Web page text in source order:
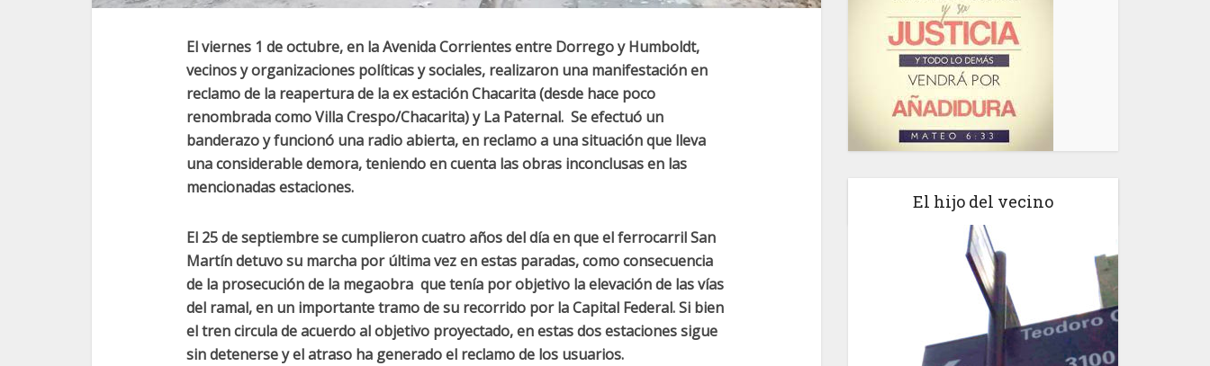
El viernes 1 de octubre, en la Avenida Corrientes entre Dorrego y Humboldt,
vecinos y organizaciones políticas y sociales, realizaron una manifestación en
reclamo de la reapertura de la ex estación Chacarita (desde hace poco
renombrada como Villa Crespo/Chacarita) y La Paternal. Se efectuó un
banderazo y funcionó una radio abierta, en reclamo a una situación que lleva
una considerable demora, teniendo en cuenta las obras inconclusas en las
mencionadas estaciones.
El 25 de septiembre se cumplieron cuatro años del día en que el ferrocarril San
Martín detuvo su marcha por última vez en estas paradas, como consecuencia
de la prosecución de la megaobra que tenía por objetivo la elevación de las vías
del ramal, en un importante tramo de su recorrido por la Capital Federal. Si bien
el tren circula de acuerdo al objetivo proyectado, en estas dos estaciones sigue
sin detenerse y el atraso ha generado el reclamo de los usuarios.
El hijo del vecino